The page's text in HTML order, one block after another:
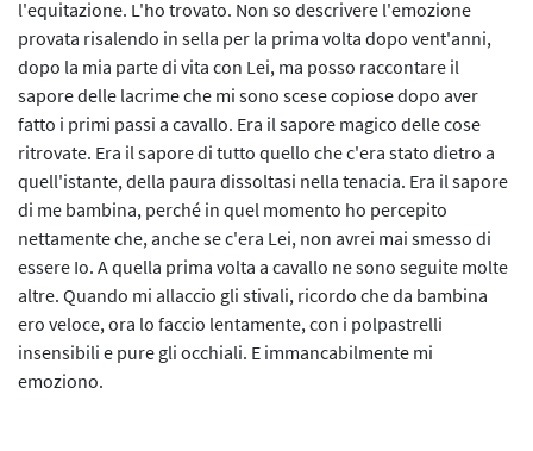
l'equitazione. L'ho trovato. Non so descrivere l'emozione
provata risalendo in sella per la prima volta dopo vent'anni,
dopo la mia parte di vita con Lei, ma posso raccontare il
sapore delle lacrime che mi sono scese copiose dopo aver
fatto i primi passi a cavallo. Era il sapore magico delle cose
ritrovate. Era il sapore di tutto quello che c'era stato dietro a
quell'istante, della paura dissoltasi nella tenacia. Era il sapore
di me bambina, perché in quel momento ho percepito
nettamente che, anche se c'era Lei, non avrei mai smesso di
essere Io. A quella prima volta a cavallo ne sono seguite molte
altre. Quando mi allaccio gli stivali, ricordo che da bambina
ero veloce, ora lo faccio lentamente, con i polpastrelli
insensibili e pure gli occhiali. E immancabilmente mi
emoziono.